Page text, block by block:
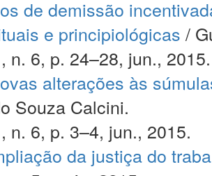
de demissão
e principiológicas /
n. 6, p. 24–28, jun., 2015.
alterações às
Souza Calcini.
n. 6, p. 3–4, jun., 2015.
da justiça do